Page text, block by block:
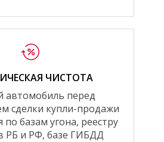
ЧИСТОТА
автомобиль перед
сделки купли-продажи
по базам угона, реестру
РБ и РФ, базе ГИБДД